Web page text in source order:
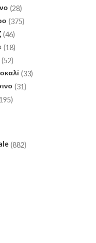
28
375
46
18
52
33
31
195
882